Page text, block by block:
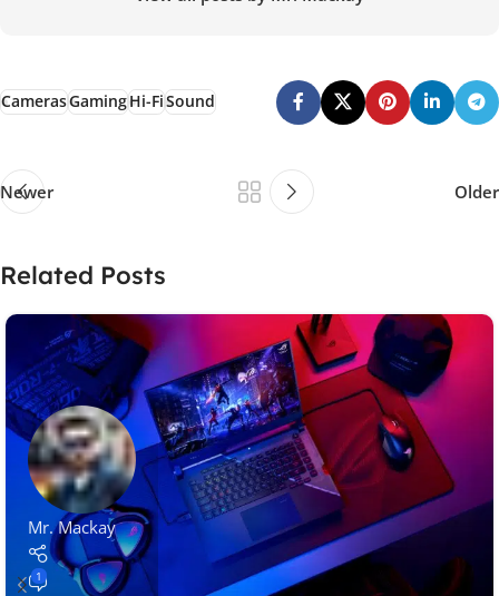
CamerasGamingHi-FiSound
Newer Older
Related Posts
Mr. Mackay
1